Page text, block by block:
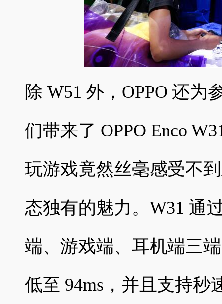
除 W51 外，OPPO 还为
们带来了 OPPO Enco
玩游戏竟然丝毫感受不
态独有的魅力。W31 通
端、游戏端、耳机端三
低至 94ms，并且支持秒